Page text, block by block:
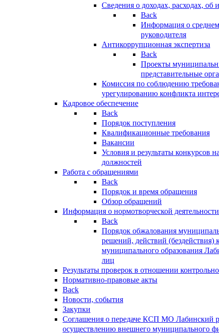
Сведения о доходах, расходах, об
Back
Информация о
руководителя
Антикоррупционная экспертиза
Back
Проекты
представительные
Комиссия по соблюдению
урегулированию конфликта
Кадровое обеспечение
Back
Порядок поступления
Квалификационные требования
Вакансии
Условия и результаты конкурсов
должностей
Работа с обращениями
Back
Порядок и время обращения
Обзор обращений
Информация о нормотворческой деятельности
Back
Порядок обжалования
решений, действий (бездействия)
муниципального образования
лиц
Результаты проверок в отношении
Нормативно-правовые акты
Back
Новости, события
Закупки
Соглашения о передаче КСП МО Лабинский
осуществлению внешнего муниципального